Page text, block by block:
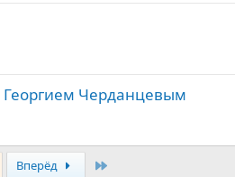
Георгием Черданцевым
Вперёд